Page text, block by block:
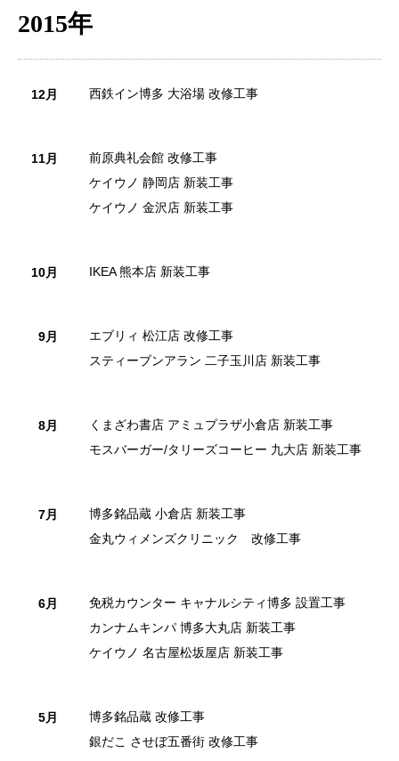
2015年
12月 西鉄イン博多 大浴場 改修工事
11月
前原典礼会館 改修工事
ケイウノ 静岡店 新装工事
ケイウノ 金沢店 新装工事
10月 IKEA 熊本店 新装工事
9月
エブリィ 松江店 改修工事
スティーブンアラン 二子玉川店 新装工事
8月
くまざわ書店 アミュプラザ小倉店 新装工事
モスバーガー/タリーズコーヒー 九大店 新装工事
7月
博多銘品蔵 小倉店 新装工事
金丸ウィメンズクリニック 改修工事
6月
免税カウンター キャナルシティ博多 設置工事
カンナムキンパ 博多大丸店 新装工事
ケイウノ 名古屋松坂屋店 新装工事
5月
博多銘品蔵 改修工事
銀だこ させぼ五番街 改修工事